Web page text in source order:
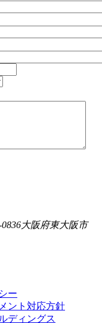
0836大阪府東大阪市
ー
ント対応方針
ディングス